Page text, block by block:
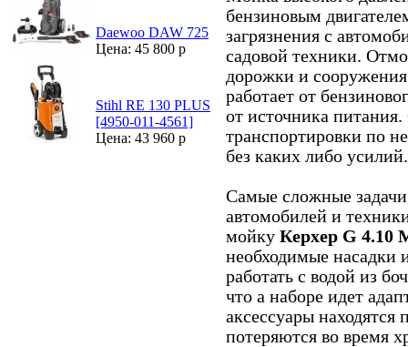
Daewoo DAW 725
Цена: 45 800 р
Stihl RE 130 PLUS
[4950-011-4561]
Цена: 43 960 р
бензиновым
загрязнения с
садовой техники.
дорожки и
работает от
от источника
транспортировки по
без каких либо усилий.
Самые сложные
автомобилей и
мойку Керхер G 4.10
необходимые насадки
работать с водой из
что а наборе идет
аксессуары находятся
потеряются во время